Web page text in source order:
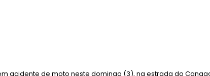
acidente de moto neste domingo (3), na estrada do